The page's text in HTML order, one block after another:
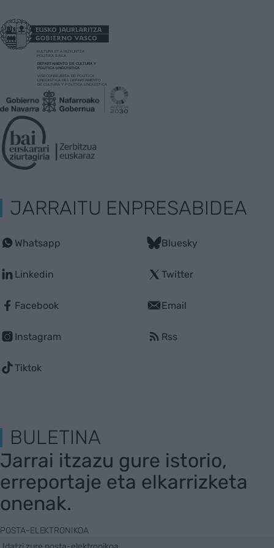
JARRAITU ENPRESABIDEA
Whatsapp
Linkedin
Facebook
Instagram
Tiktok
Bluesky
Twitter
Email
Rss
BULETINA
Jarrai itzazu gure istorio,
erreportaje eta elkarrizketa
onenak.
POSTA-ELEKTRONIKOA